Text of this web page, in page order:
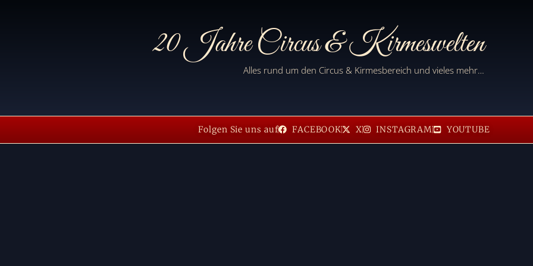
20 Jahre Circus & Kirmeswelten
Alles rund um den Circus & Kirmesbereich und vieles mehr…
Folgen Sie uns auf FACEBOOK X INSTAGRAM YOUTUBE